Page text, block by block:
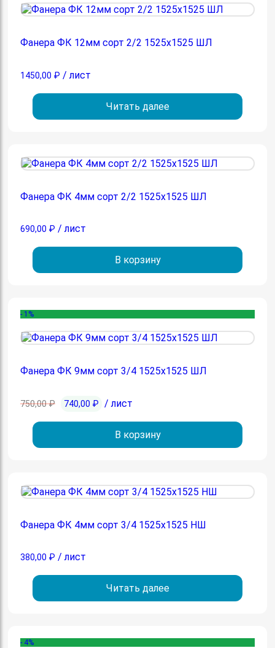
Фанера ФК 12мм сорт 2/2 1525х1525 ШЛ
1450,00 ₽ / лист
Читать далее
Фанера ФК 4мм сорт 2/2 1525х1525 ШЛ
690,00 ₽ / лист
В корзину
- 1%
Фанера ФК 9мм сорт 3/4 1525х1525 ШЛ
750,00₽
Первоначальная
740,00 ₽
Текущая
/ лист
В корзину
Фанера ФК 4мм сорт 3/4 1525х1525 НШ
380,00 ₽ / лист
Читать далее
- 4%